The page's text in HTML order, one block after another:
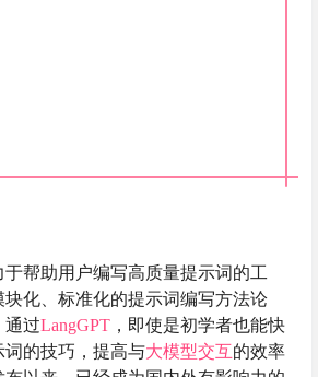
于帮助用户编写高质量提示词的工
化、标准化的提示词编写方法论
通过LangGPT ，即使是初学者也能快
的技巧，提高与大模型交互的效率